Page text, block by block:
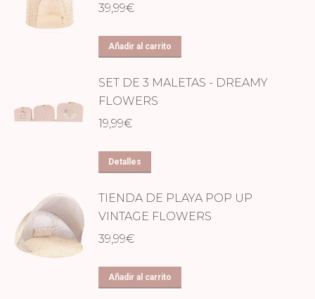
39,99€
Añadir al carrito
SET DE 3 MALETAS - DREAMY
FLOWERS
19,99€
Detalles
TIENDA DE PLAYA POP UP
VINTAGE FLOWERS
39,99€
Añadir al carrito